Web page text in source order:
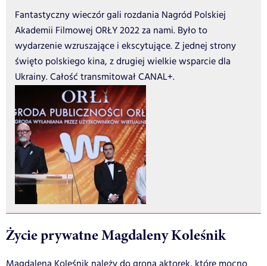
Fantastyczny wieczór gali rozdania Nagród Polskiej
Akademii Filmowej ORŁY 2022 za nami. Było to
wydarzenie wzruszające i ekscytujące. Z jednej strony
święto polskiego kina, z drugiej wielkie wsparcie dla
Ukrainy. Całość transmitował CANAL+.
Życie prywatne Magdaleny Koleśnik